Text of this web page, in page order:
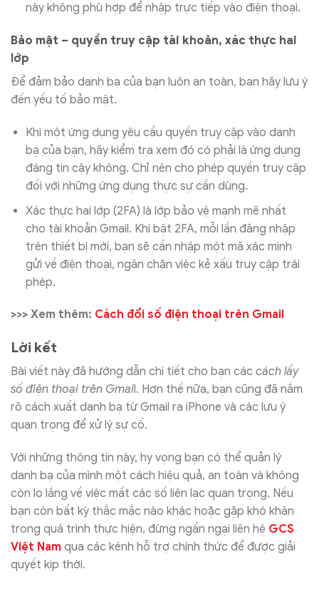
này không phù hợp để nhập trực tiếp vào điện thoại.
Bảo mật – quyền truy cập tài khoản, xác thực hai
lớp
Để đảm bảo danh bạ của bạn luôn an toàn, bạn hãy lưu ý
đến yếu tố bảo mật.
Khi một ứng dụng yêu cầu quyền truy cập vào danh
bạ của bạn, hãy kiểm tra xem đó có phải là ứng dụng
đáng tin cậy không. Chỉ nên cho phép quyền truy cập
đối với những ứng dụng thực sự cần dùng.
Xác thực hai lớp (2FA) là lớp bảo vệ mạnh mẽ nhất
cho tài khoản Gmail. Khi bật 2FA, mỗi lần đăng nhập
trên thiết bị mới, bạn sẽ cần nhập một mã xác minh
gửi về điện thoại, ngăn chặn việc kẻ xấu truy cập trái
phép.
>>> Xem thêm: Cách đổi số điện thoại trên Gmail
Lời kết
Bài viết này đã hướng dẫn chi tiết cho bạn các cách lấy
số điện thoại trên Gmail. Hơn thế nữa, bạn cũng đã nắm
rõ cách xuất danh bạ từ Gmail ra iPhone và các lưu ý
quan trọng để xử lý sự cố.
Với những thông tin này, hy vọng bạn có thể quản lý
danh bạ của mình một cách hiệu quả, an toàn và không
còn lo lắng về việc mất các số liên lạc quan trọng. Nếu
bạn còn bất kỳ thắc mắc nào khác hoặc gặp khó khăn
trong quá trình thực hiện, đừng ngần ngại liên hệ GCS
Việt Nam qua các kênh hỗ trợ chính thức để được giải
quyết kịp thời.